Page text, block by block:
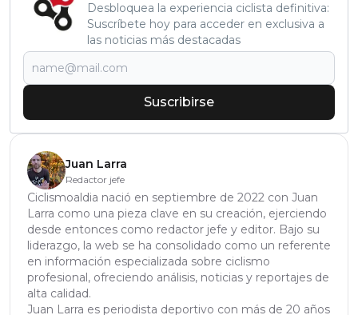
Desbloquea la experiencia ciclista definitiva:
Suscríbete hoy para acceder en exclusiva a
las noticias más destacadas
Suscribirse
Juan Larra
Redactor jefe
Ciclismoaldia nació en septiembre de 2022 con Juan
Larra como una pieza clave en su creación, ejerciendo
desde entonces como redactor jefe y editor. Bajo su
liderazgo, la web se ha consolidado como un referente
en información especializada sobre ciclismo
profesional, ofreciendo análisis, noticias y reportajes de
alta calidad.
Juan Larra es periodista deportivo con más de 20 años